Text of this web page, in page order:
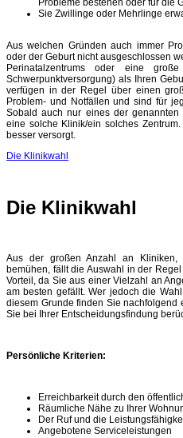
Probleme bestehen oder für die
Sie Zwillinge oder Mehrlinge
Aus welchen Gründen auch immer
oder der Geburt nicht ausgeschlossen
Perinatalzentrums oder eine
Schwerpunktversorgung) als Ihren
verfügen in der Regel über einen
Problem- und Notfällen und sind für
Sobald auch nur eines der
eine solche Klinik/ein solches
besser versorgt.
Die Klinikwahl
Die Klinikwahl
Aus der großen Anzahl an
bemühen, fällt die Auswahl in der
Vorteil, da Sie aus einer Vielzahl an
am besten gefällt. Wer jedoch die
diesem Grunde finden Sie nachfolgend
Sie bei Ihrer Entscheidungsfindung
Persönliche Kriterien:
Erreichbarkeit durch den
Räumliche Nähe zu Ihrer
Der Ruf und die
Angebotene Serviceleistungen